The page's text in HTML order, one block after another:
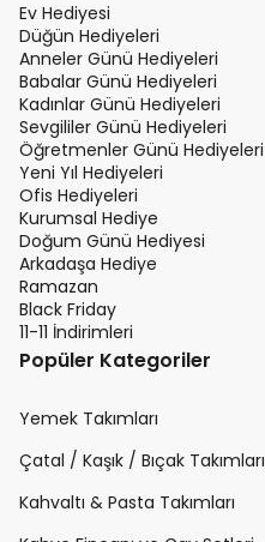
Ev Hediyesi
Düğün Hediyeleri
Anneler Günü Hediyeleri
Babalar Günü Hediyeleri
Kadınlar Günü Hediyeleri
Sevgililer Günü Hediyeleri
Öğretmenler Günü Hediyeleri
Yeni Yıl Hediyeleri
Ofis Hediyeleri
Kurumsal Hediye
Doğum Günü Hediyesi
Arkadaşa Hediye
Ramazan
Black Friday
11-11 İndirimleri
Popüler Kategoriler
Yemek Takımları
Çatal / Kaşık / Bıçak Takımları
Kahvaltı & Pasta Takımları